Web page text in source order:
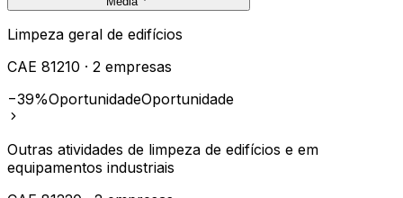
Limpeza geral de edifícios
CAE 81210 · 2 empresas
−39%OportunidadeOportunidade
Outras atividades de limpeza de edifícios e em
equipamentos industriais